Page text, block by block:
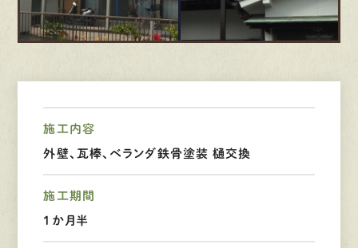
0120-44-2605
定休日 日曜・祝日
施工内容
外壁、瓦棒、ベランダ鉄骨塗装 樋交換
施工期間
１か月半